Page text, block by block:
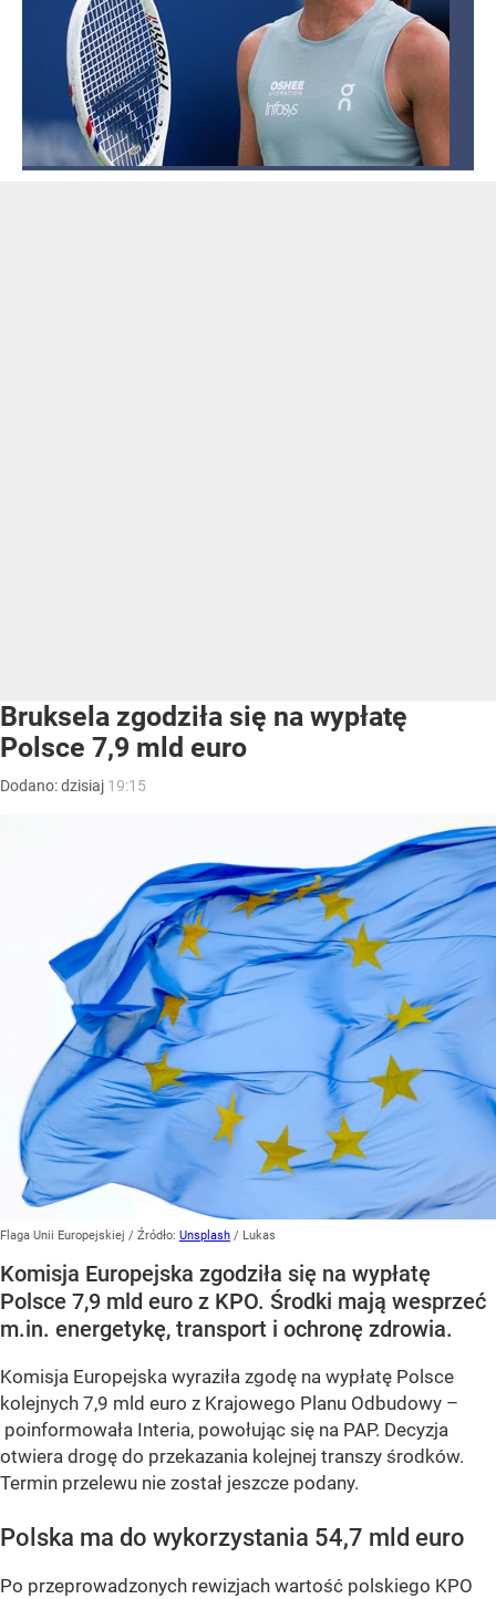
Bruksela zgodziła się na wypłatę
Polsce 7,9 mld euro
Dodano:dzisiaj 19:15
Flaga Unii Europejskiej / Źródło: Unsplash / Lukas
Komisja Europejska zgodziła się na wypłatę
Polsce 7,9 mld euro z KPO. Środki mają wesprzeć
m.in. energetykę, transport i ochronę zdrowia.
Komisja Europejska wyraziła zgodę na wypłatę Polsce
kolejnych 7,9 mld euro z Krajowego Planu Odbudowy –
poinformowała Interia, powołując się na PAP. Decyzja
otwiera drogę do przekazania kolejnej transzy środków.
Termin przelewu nie został jeszcze podany.
Polska ma do wykorzystania 54,7 mld euro
Po przeprowadzonych rewizjach wartość polskiego KPO